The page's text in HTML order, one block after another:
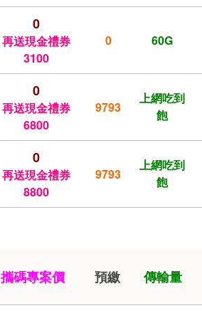
0
再送現金禮券
3100
0 60G
0
再送現金禮券
6800
9793
上網吃到
飽
0
再送現金禮券
8800
9793
上網吃到
飽
攜碼專案價 預繳 傳輸量